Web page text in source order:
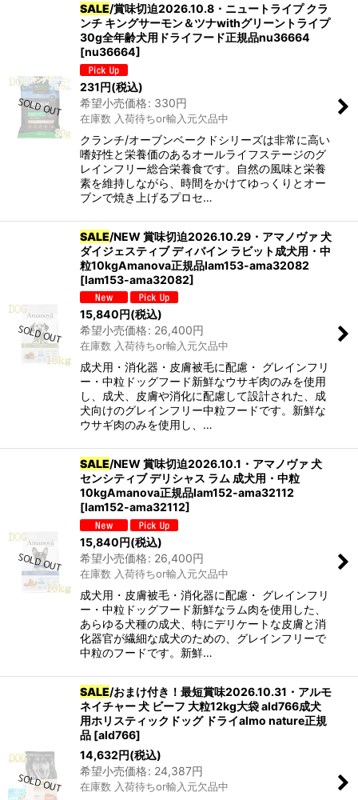
SALE/賞味切迫2026.10.8・ニュートライプ クラ
ンチ キングサーモン＆ツナwithグリーントライプ
30g全年齢犬用ドライフード正規品nu36664
[nu36664]
231円(税込)
希望小売価格: 330円
在庫数 入荷待ちor輸入元欠品中
クランチ/オーブンベークドシリーズは非常に高い
嗜好性と栄養価のあるオールライフステージのグ
レインフリー総合栄養食です。自然の風味と栄養
素を維持しながら、時間をかけてゆっくりとオー
ブンで焼き上げるプロセ…
SALE/NEW 賞味切迫2026.10.29・アマノヴァ 犬
ダイジェスティブ ディバイン ラビット成犬用・中
粒10kgAmanova正規品lam153-ama32082
[lam153-ama32082]
15,840円(税込)
希望小売価格: 26,400円
在庫数 入荷待ちor輸入元欠品中
成犬用・消化器・皮膚被毛に配慮・ グレインフリ
ー・中粒ドッグフード新鮮なウサギ肉のみを使用
し、成犬、皮膚や消化に配慮して設計された、成
犬向けのグレインフリー中粒フードです。新鮮な
ウサギ肉のみを使用し、…
SALE/NEW 賞味切迫2026.10.1・アマノヴァ 犬
センシティブ デリシャス ラム 成犬用・中粒
10kgAmanova正規品lam152-ama32112
[lam152-ama32112]
15,840円(税込)
希望小売価格: 26,400円
在庫数 入荷待ちor輸入元欠品中
成犬用・皮膚被毛・消化器に配慮・ グレインフリ
ー・中粒ドッグフード新鮮なラム肉を使用した、
あらゆる犬種の成犬、特にデリケートな皮膚と消
化器官が繊細な成犬のための、グレインフリーで
中粒のフードです。新鮮…
SALE/おまけ付き！最短賞味2026.10.31・アルモ
ネイチャー 犬 ビーフ 大粒12kg大袋 ald766成犬
用ホリスティックドッグ ドライalmo nature正規
品 [ald766]
14,632円(税込)
希望小売価格: 24,387円
在庫数 入荷待ちor輸入元欠品中